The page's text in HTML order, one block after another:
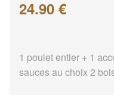
24.90 €
1 poulet entier + 1
sauces au choix 2